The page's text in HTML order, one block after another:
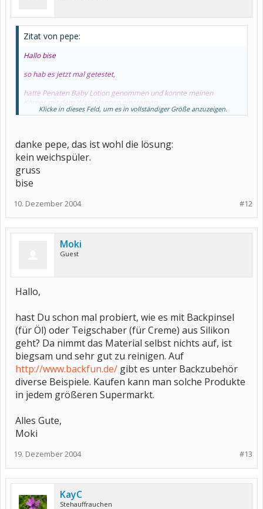
Zitat von pepe:
Hallo bise
so hab es jetzt mal getestet,
hatte Penaten Baby Lotion genommen und konnte meinen
Körper mit dem Waschlappen eincremen,
Vielleicht magst Du es für Dich mal testen.
LG
Klicke in dieses Feld, um es in vollständiger Größe anzuzeigen.
danke pepe, das ist wohl die lösung:
kein weichspüler.
gruss
bise
#12
10. Dezember 2004
Moki
Guest
Hallo,
hast Du schon mal probiert, wie es mit Backpinsel
(für Öl) oder Teigschaber (für Creme) aus Silikon
geht? Da nimmt das Material selbst nichts auf, ist
biegsam und sehr gut zu reinigen. Auf
http://www.backfun.de/ gibt es unter Backzubehör
diverse Beispiele. Kaufen kann man solche Produkte
in jedem größeren Supermarkt.
Alles Gute,
Moki
#13
19. Dezember 2004
KayC
Stehauffrauchen